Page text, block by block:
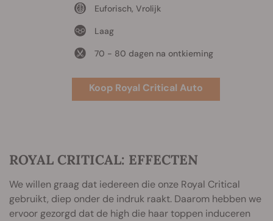
Euforisch, Vrolijk
Laag
70 - 80 dagen na ontkieming
Koop Royal Critical Auto
ROYAL CRITICAL: EFFECTEN
We willen graag dat iedereen die onze Royal Critical
gebruikt, diep onder de indruk raakt. Daarom hebben we
ervoor gezorgd dat de high die haar toppen induceren